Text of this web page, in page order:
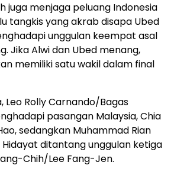
juga menjaga peluang Indonesia
tangkis yang akrab disapa Ubed
unggulan keempat asal
Jika Alwi dan Ubed menang,
memiliki satu wakil dalam final
Leo Rolly Carnando/Bagas
pasangan Malaysia, Chia
sedangkan Muhammad Rian
ditantang unggulan ketiga
Chih/Lee Fang-Jen.